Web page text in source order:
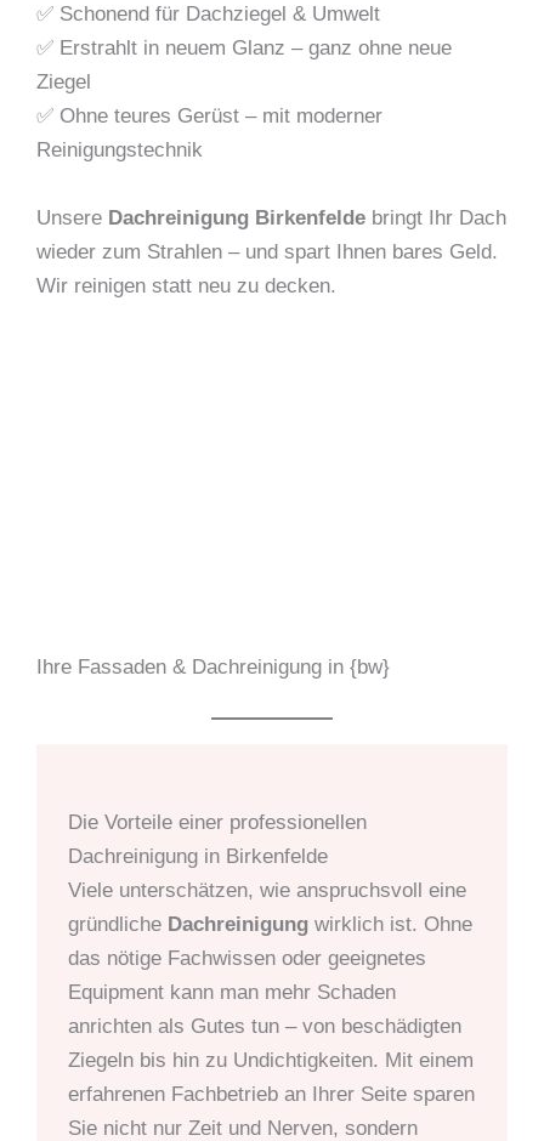
✅ Schonend für Dachziegel & Umwelt
✅ Erstrahlt in neuem Glanz – ganz ohne neue
Ziegel
✅ Ohne teures Gerüst – mit moderner
Reinigungstechnik
Unsere Dachreinigung Birkenfelde bringt Ihr Dach
wieder zum Strahlen – und spart Ihnen bares Geld.
Wir reinigen statt neu zu decken.
Ihre Fassaden & Dachreinigung in {bw}
Die Vorteile einer professionellen
Dachreinigung in Birkenfelde
Viele unterschätzen, wie anspruchsvoll eine
gründliche Dachreinigungwirklich ist. Ohne
das nötige Fachwissen oder geeignetes
Equipment kann man mehr Schaden
anrichten als Gutes tun – von beschädigten
Ziegeln bis hin zu Undichtigkeiten. Mit einem
erfahrenen Fachbetrieb an Ihrer Seite sparen
Sie nicht nur Zeit und Nerven, sondern